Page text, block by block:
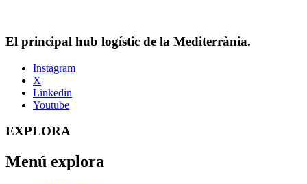
El principal hub logístic de la Mediterrània.
Instagram
X
Linkedin
Youtube
EXPLORA
Menú explora